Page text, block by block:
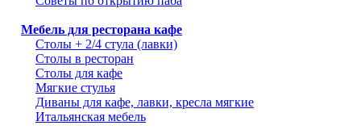
Мебель для ресторана кафе
Столы + 2/4 стула (лавки)
Столы в ресторан
Столы для кафе
Мягкие стулья
Диваны для кафе, лавки, кресла мягкие
Итальянская мебель